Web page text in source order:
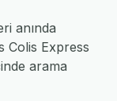
anında
Colis Express
arama